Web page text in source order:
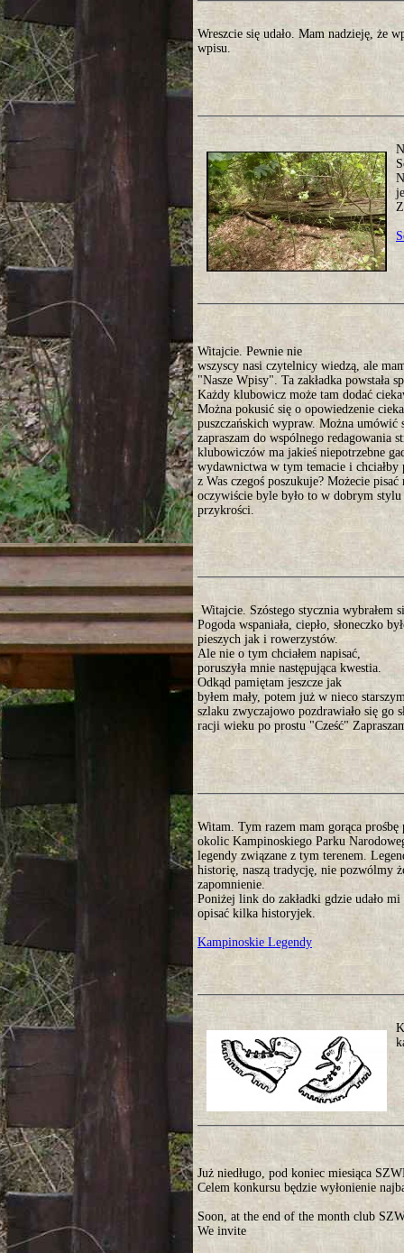
Wreszcie się udało. Mam nadzieję, że
wpisu.
Witajcie. Pewnie nie
wszyscy nasi czytelnicy wiedzą, ale
"Nasze Wpisy". Ta zakładka powstała
Każdy klubowicz może tam dodać
Można pokusić się o opowiedzenie
puszczańskich wypraw. Można umówić
zapraszam do wspólnego redagowania
klubowiczów ma jakieś niepotrzebne
wydawnictwa w tym temacie i chciałby
z Was czegoś poszukuje? Możecie
oczywiście byle było to w dobrym
przykrości.
Witajcie. Szóstego stycznia wybrałem
Pogoda wspaniała, ciepło, słoneczko
pieszych jak i rowerzystów.
Ale nie o tym chciałem napisać,
poruszyła mnie następująca kwestia.
Odkąd pamiętam jeszcze jak
byłem mały, potem już w nieco
szlaku zwyczajowo pozdrawiało się go
racji wieku po prostu "Cześć"
Witam. Tym razem mam gorąca
okolic Kampinoskiego Parku
legendy związane z tym terenem.
historię, naszą tradycję, nie pozwólmy
zapomnienie.
Poniżej link do zakładki gdzie udało mi
opisać kilka historyjek.
Kampinoskie Legendy
Już niedługo, pod koniec miesiąca
Celem konkursu będzie wyłonienie
Soon, at the end of the month club
We invite